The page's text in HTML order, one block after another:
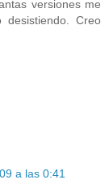
versiones me
desistiendo. Creo
a las 0:41